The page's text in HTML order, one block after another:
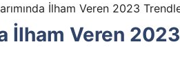
İlham Veren 2023
İlham Veren